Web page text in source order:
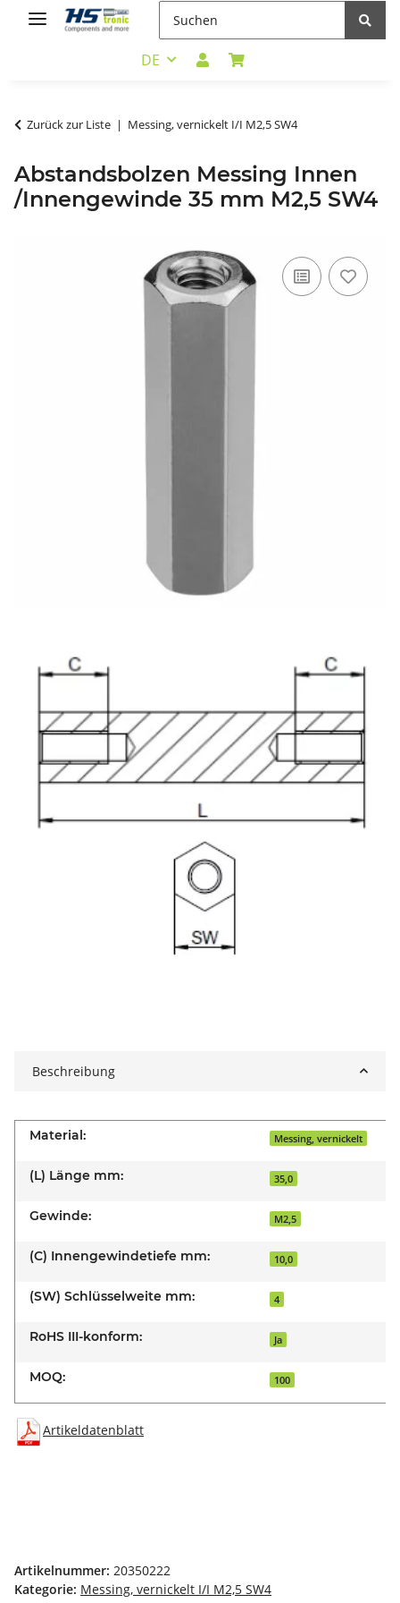
DE
Zurück zur Liste Messing, vernickelt I/I M2,5 SW4
Abstandsbolzen Messing Innen
/Innengewinde 35 mm M2,5 SW4
Beschreibung
Material: Messing, vernickelt
(L) Länge mm: 35,0
Gewinde: M2,5
(C) Innengewindetiefe mm: 10,0
(SW) Schlüsselweite mm: 4
RoHS III-konform: Ja
MOQ: 100
Artikeldatenblatt
Artikelnummer: 20350222
Kategorie: Messing, vernickelt I/I M2,5 SW4